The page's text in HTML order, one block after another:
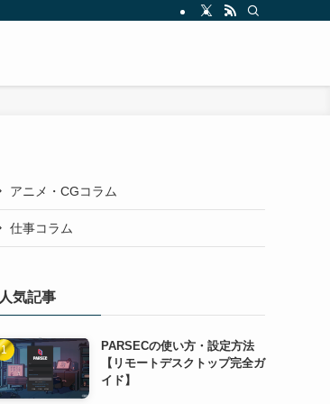
アニメ・CGコラム
仕事コラム
人気記事
PARSECの使い方・設定方法
【リモートデスクトップ完全ガ
イド】